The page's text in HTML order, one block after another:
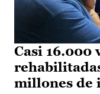
Casi 16.000
millones de